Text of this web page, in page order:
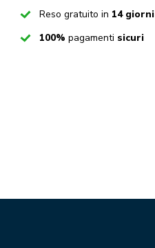
CheckedReso gratuito in 14 giorni
Checked
100% pagamenti sicuri